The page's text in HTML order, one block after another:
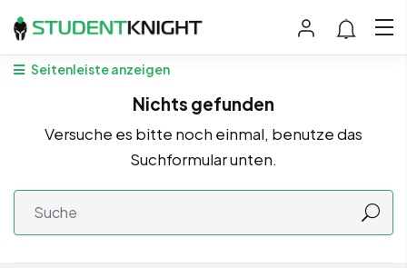
Seitenleiste anzeigen
Nichts gefunden
Versuche es bitte noch einmal, benutze das
Suchformular unten.